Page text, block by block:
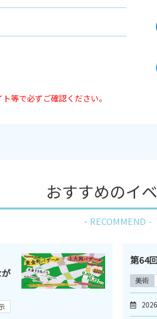
等で必ずご確認ください。
おすすめのイ
RECOMMEND
第64
美術